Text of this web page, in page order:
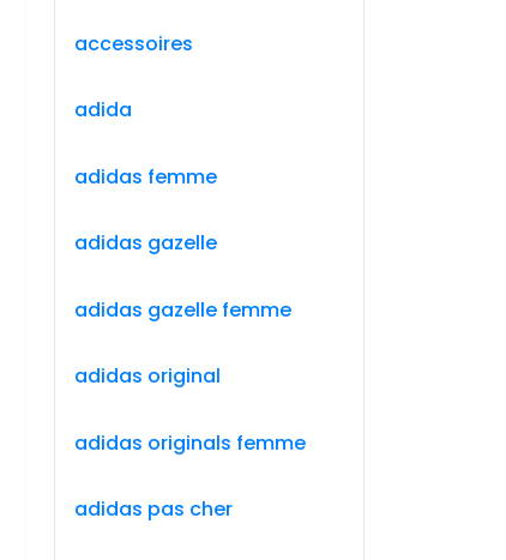
accessoires
adida
adidas femme
adidas gazelle
adidas gazelle femme
adidas original
adidas originals femme
adidas pas cher